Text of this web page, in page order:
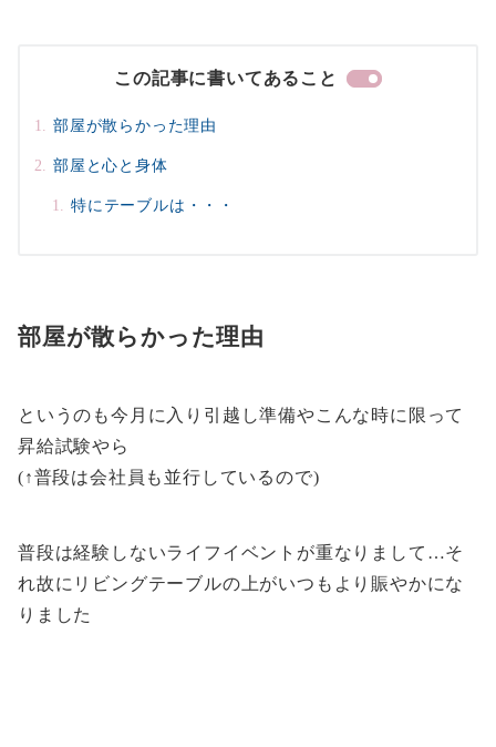
この記事に書いてあること
部屋が散らかった理由
部屋と心と身体
特にテーブルは・・・
部屋が散らかった理由
というのも今月に入り引越し準備やこんな時に限って
昇給試験やら
(↑普段は会社員も並行しているので)
普段は経験しないライフイベントが重なりまして…そ
れ故にリビングテーブルの上がいつもより賑やかにな
りました